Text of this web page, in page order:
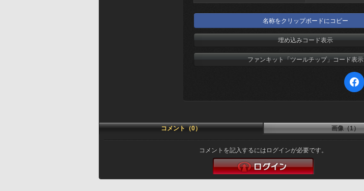
名称をクリップボードにコピー
埋め込みコード表示
ファンキット「ツールチップ」コード表示
コメント（0） 画像（1）
コメントを記入するにはログインが必要です。